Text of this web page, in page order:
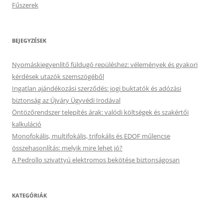
Fűszerek
BEJEGYZÉSEK
Nyomáskiegyenlítő füldugó repüléshez: vélemények és gyakori
kérdések utazók szemszögéből
Ingatlan ajándékozási szerződés: jogi buktatók és adózási
biztonság az Újváry Ügyvédi Irodával
Öntözőrendszer telepítés árak: valódi költségek és szakértői
kalkuláció
Monofokális, multifokális, trifokális és EDOF műlencse
összehasonlítás: melyik mire lehet jó?
A Pedrollo szivattyú elektromos bekötése biztonságosan
KATEGÓRIÁK